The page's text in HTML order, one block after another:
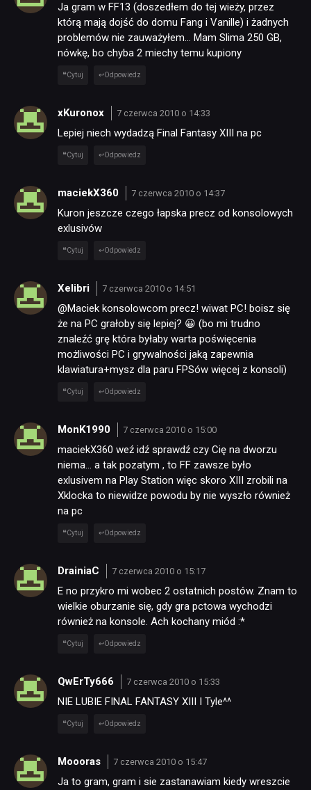
JUŻ GRALIŚMY
SKLEP
Ja gram w FF13 (doszedłem do tej wieży, przez
którą mają dojść do domu Fang i Vanille) i żadnych
problemów nie zauważyłem… Mam Slima 250 GB,
nówkę, bo chyba 2 miechy temu kupiony
Cytuj Odpowiedz
xKuronox 7 czerwca 2010 o 14:33
Lepiej niech wydadzą Final Fantasy XIII na pc
Cytuj Odpowiedz
maciekX360 7 czerwca 2010 o 14:37
Kuron jeszcze czego łapska precz od konsolowych
exlusivów
Cytuj Odpowiedz
Xelibri 7 czerwca 2010 o 14:51
@Maciek konsolowcom precz! wiwat PC! boisz się
że na PC grałoby się lepiej? 😀 (bo mi trudno
znaleźć grę która byłaby warta poświęcenia
możliwości PC i grywalności jaką zapewnia
klawiatura+mysz dla paru FPSów więcej z konsoli)
Cytuj Odpowiedz
MonK1990 7 czerwca 2010 o 15:00
maciekX360 weź idź sprawdź czy Cię na dworzu
niema… a tak pozatym , to FF zawsze było
exlusivem na Play Station więc skoro XIII zrobili na
Xklocka to niewidze powodu by nie wyszło również
na pc
Cytuj Odpowiedz
DrainiaC 7 czerwca 2010 o 15:17
E no przykro mi wobec 2 ostatnich postów. Znam to
wielkie oburzanie się, gdy gra pctowa wychodzi
również na konsole. Ach kochany miód :*
Cytuj Odpowiedz
QwErTy666 7 czerwca 2010 o 15:33
NIE LUBIE FINAL FANTASY XIII I Tyle^^
Cytuj Odpowiedz
Moooras 7 czerwca 2010 o 15:47
Ja to gram, gram i sie zastanawiam kiedy wreszcie